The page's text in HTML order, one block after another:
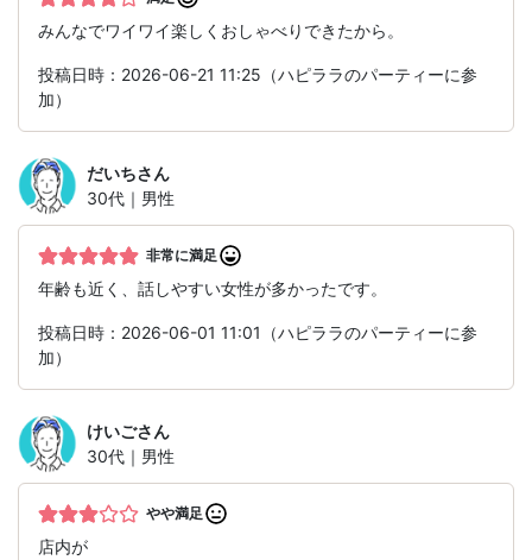
みんなでワイワイ楽しくおしゃべりできたから。
投稿日時：2026-06-21 11:25（ハピララのパーティーに参
加）
だいちさん
30代｜男性
非常に満足
年齢も近く、話しやすい女性が多かったです。
投稿日時：2026-06-01 11:01（ハピララのパーティーに参
加）
けいごさん
30代｜男性
やや満足
店内が